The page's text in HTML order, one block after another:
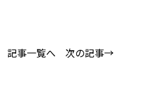
記事一覧へ 次の記事→